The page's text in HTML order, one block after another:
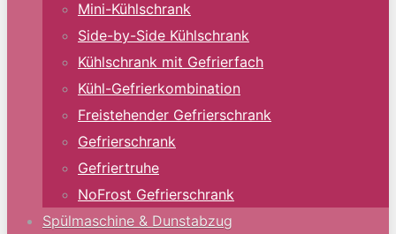
Mini-Kühlschrank
Side-by-Side Kühlschrank
Kühlschrank mit Gefrierfach
Kühl-Gefrierkombination
Freistehender Gefrierschrank
Gefrierschrank
Gefriertruhe
NoFrost Gefrierschrank
Spülmaschine & Dunstabzug